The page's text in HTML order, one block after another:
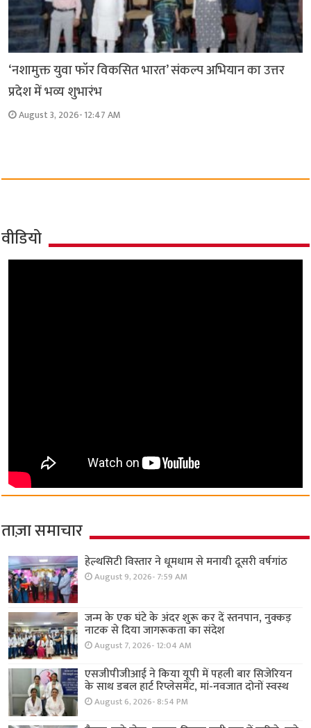
‘नशामुक्त युवा फॉर विकसित भारत’ संकल्प अभियान का उत्तर
प्रदेश में भव्य शुभारंभ
August 3, 2026- 12:47 AM
वीडियो
ताज़ा समाचार
हेल्थसिटी विस्तार ने धूमधाम से मनायी दूसरी वर्षगांठ
August 9, 2026- 7:59 AM
जन्म के एक घंटे के अंदर शुरू कर दें स्तनपान, नुक्कड़
नाटक से दिया जागरूकता का संदेश
August 7, 2026- 12:04 AM
एसजीपीजीआई ने किया यूपी में पहली बार सिजेरियन
के साथ डबल हार्ट रिप्लेसमेंट, मां-नवजात दोनों स्वस्थ
August 6, 2026- 8:54 PM